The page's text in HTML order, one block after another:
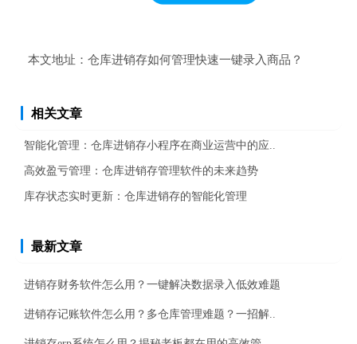
本文地址： 仓库进销存如何管理快速一键录入商品？
相关文章
智能化管理：仓库进销存小程序在商业运营中的应..
高效盈亏管理：仓库进销存管理软件的未来趋势
库存状态实时更新：仓库进销存的智能化管理
最新文章
进销存财务软件怎么用？一键解决数据录入低效难题
进销存记账软件怎么用？多仓库管理难题？一招解..